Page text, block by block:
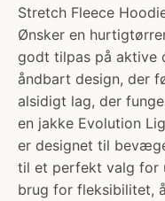
Stretch Fleece
Ønsker en
godt tilpas på aktive
åndbart design, der
alsidigt lag, der
en jakke Evolution
er designet til
til et perfekt valg for
brug for fleksibilitet,